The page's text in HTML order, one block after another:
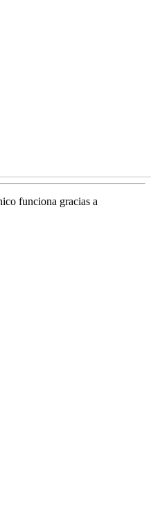
funciona gracias a